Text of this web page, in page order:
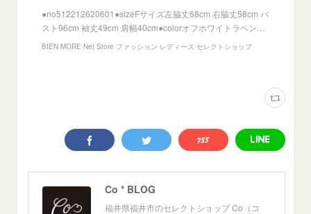
●no512212620601●sizeFサイズ左脇丈68cm 右脇丈58cm バ
スト96cm 袖丈49cm 肩幅40cm●colorオフホワイトラベン…
BIEN MORE Net Store ファッション レディース セレクトショップ
Co * BLOG
福井県福井市のセレクトショップ Co（コ